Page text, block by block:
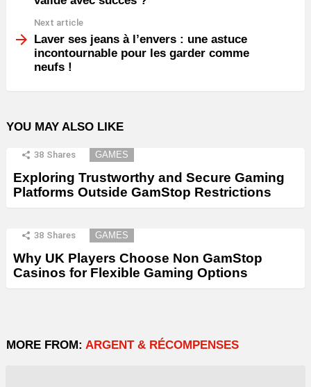
Next article
Laver ses jeans à l’envers : une astuce
incontournable pour les garder comme
neufs !
YOU MAY ALSO LIKE
38 Shares GAMES
Exploring Trustworthy and Secure Gaming
Platforms Outside GamStop Restrictions
38 Shares GAMES
Why UK Players Choose Non GamStop
Casinos for Flexible Gaming Options
MORE FROM: ARGENT & RÉCOMPENSES